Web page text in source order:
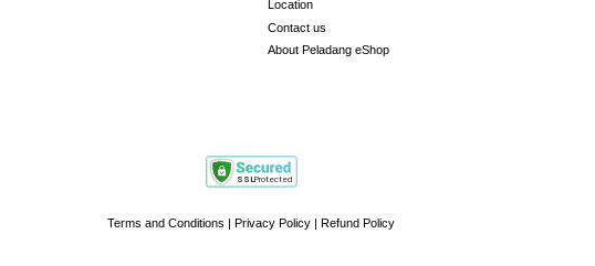
Location
Contact us
About Peladang eShop
Terms and Conditions Privacy Policy Refund Policy